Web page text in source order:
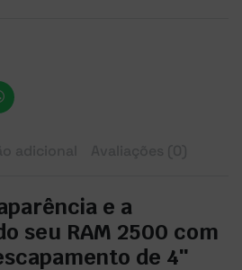
e a
seu RAM 2500 com
de 4″